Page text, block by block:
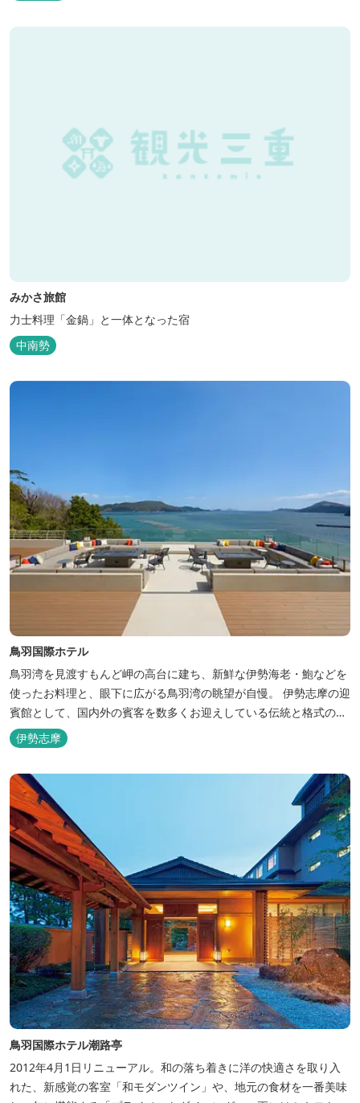
みかさ旅館
力士料理「金鍋」と一体となった宿
中南勢
鳥羽国際ホテル
鳥羽湾を見渡すもんど岬の高台に建ち、新鮮な伊勢海老・鮑などを
使ったお料理と、眼下に広がる鳥羽湾の眺望が自慢。 伊勢志摩の迎
賓館として、国内外の賓客を数多くお迎えしている伝統と格式のあ
るホテルです。 【2024年3月25日リニューアル】 クラブラウンジ
アクセス付の新客室「オーシャンビュースイート・クラブ」が誕
生！ エントランスやフロント、ザ・ロビーラウンジ、パールオーシ
ャンテラ...
伊勢志摩
鳥羽国際ホテル潮路亭
2012年4月1日リニューアル。和の落ち着きに洋の快適さを取り入
れた、新感覚の客室「和モダンツイン」や、地元の食材を一番美味